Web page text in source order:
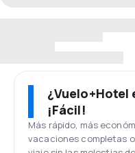
¿Vuelo+Hotel
¡Fácil!
Más rápido, más
vacaciones completas